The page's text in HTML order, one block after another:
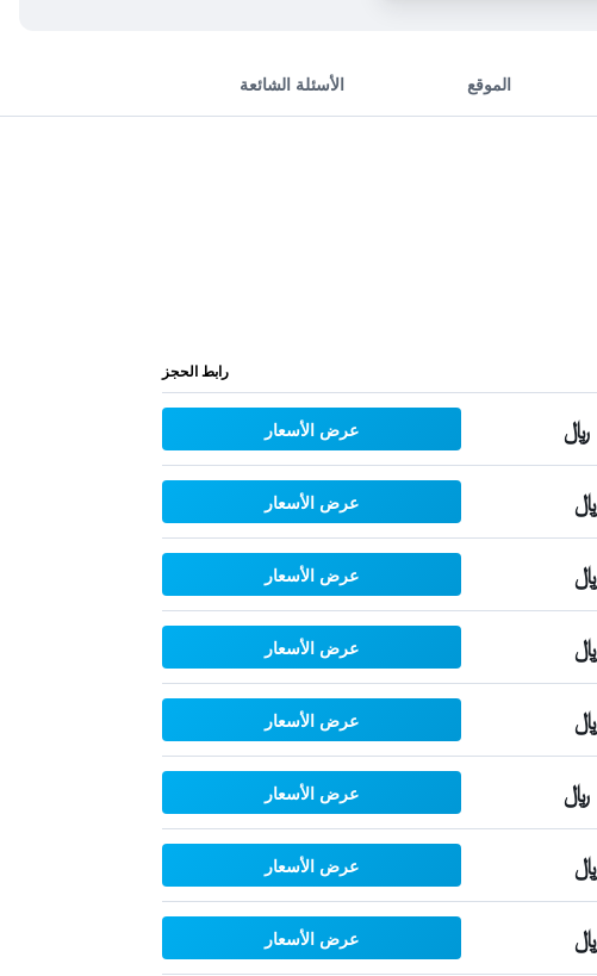
الموقع الأسئلة الشائعة
رابط الحجز
عرض الأسعار
عرض الأسعار
عرض الأسعار
عرض الأسعار
عرض الأسعار
عرض الأسعار
عرض الأسعار
عرض الأسعار